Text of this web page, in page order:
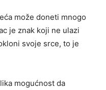
može doneti mnogo
je znak koji ne ulazi
svoje srce, to je
mogućnost da